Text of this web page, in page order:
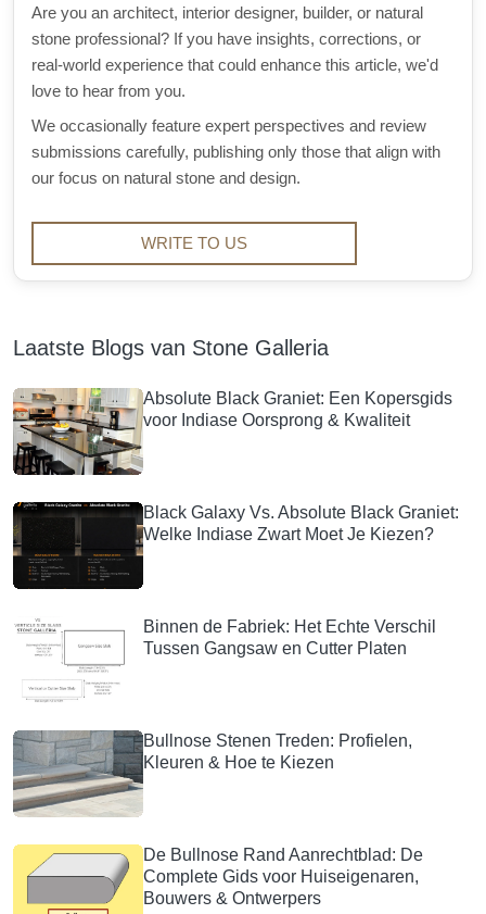
Are you an architect, interior designer, builder, or natural
stone professional? If you have insights, corrections, or
real-world experience that could enhance this article, we'd
love to hear from you.
We occasionally feature expert perspectives and review
submissions carefully, publishing only those that align with
our focus on natural stone and design.
WRITE TO US
Laatste Blogs van Stone Galleria
Absolute Black Graniet: Een Kopersgids
voor Indiase Oorsprong & Kwaliteit
Black Galaxy Vs. Absolute Black Graniet:
Welke Indiase Zwart Moet Je Kiezen?
Binnen de Fabriek: Het Echte Verschil
Tussen Gangsaw en Cutter Platen
Bullnose Stenen Treden: Profielen,
Kleuren & Hoe te Kiezen
De Bullnose Rand Aanrechtblad: De
Complete Gids voor Huiseigenaren,
Bouwers & Ontwerpers